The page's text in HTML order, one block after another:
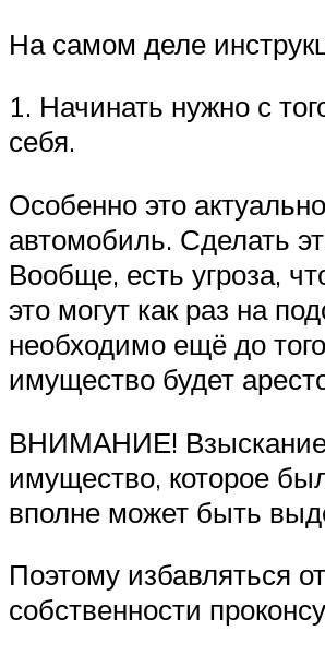
На самом деле
1. Начинать нужно с
себя.
Особенно это
автомобиль. Сделать
Вообще, есть угроза,
это могут как раз на
необходимо ещё до
имущество будет
ВНИМАНИЕ! Взыскание
имущество, которое
вполне может быть
Поэтому избавляться
собственности